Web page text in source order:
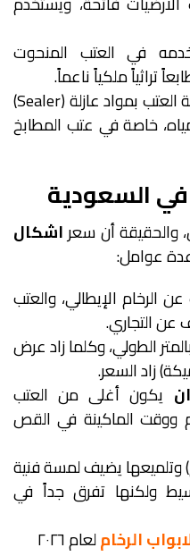
في العتب المنحوت
تراثياً ملكياً ناعماً.
في قصر نصار، نحرص على معالجة العتب بمواد عازلة (Sealer)
خاصة في عتب المطابخ
في السعودية
والحقيقة أن سعراشكال
عوامل:
عن الرخام الإيطالي، والعتب
عن التجاري.
الطولي، وكلما زاد عرض
زاد السعر.
يكون أغلى من العتب
ووقت الماكينة في القص
وتلميعها يضيف لمسة فنية
ولكنها تفرق جداً في
الرخاملعام ٢٠٢٦